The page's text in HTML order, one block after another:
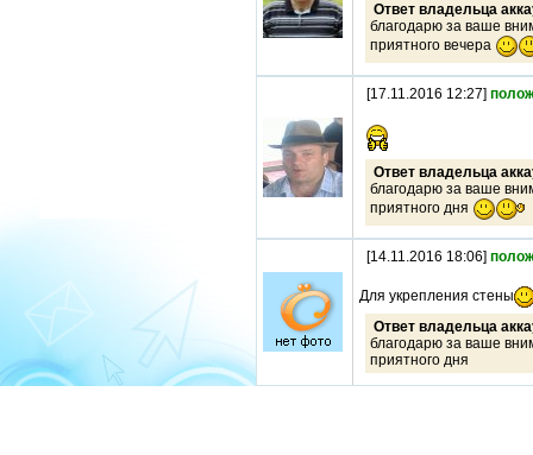
Ответ владельца
благодарю за ваше
приятного вечера
[17.11.2016 12:27]
Ответ владельца
благодарю за ваше
приятного дня
[14.11.2016 18:06]
Для укрепления стены
Ответ владельца
благодарю за ваше
приятного дня